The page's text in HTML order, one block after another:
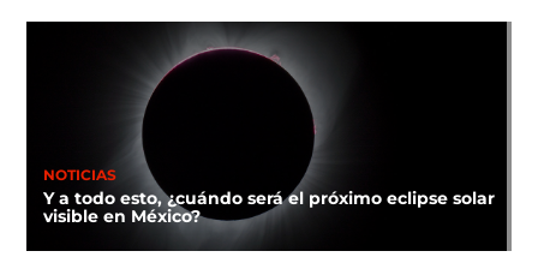
NOTICIAS
Y a todo esto, ¿cuándo será el próximo eclipse solar
visible en México?